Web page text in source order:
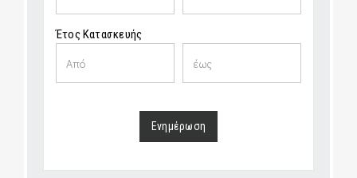
Έτος Κατασκευής
Ενημέρωση